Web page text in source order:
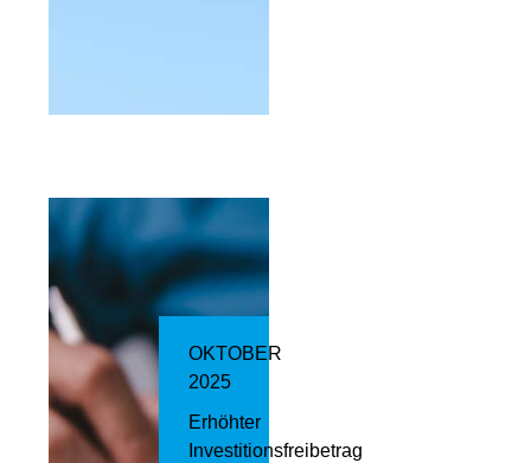
OKTOBER
2025
Erhöhter
Investitionsfreibetrag